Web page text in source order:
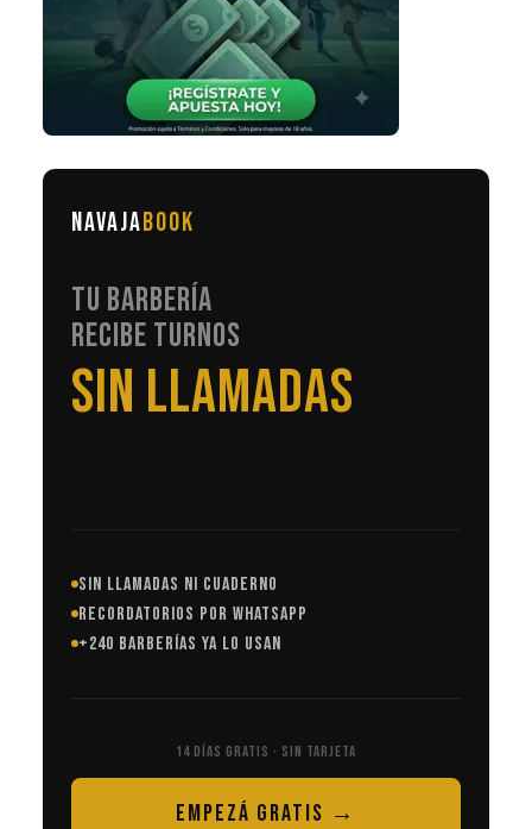
NAVAJABOOK
TU BARBERÍA
RECIBE TURNOS
EN AUTOMÁTICO
SIN LLAMADAS NI CUADERNO
RECORDATORIOS POR WHATSAPP
+240 BARBERÍAS YA LO USAN
14 DÍAS GRATIS · SIN TARJETA
EMPEZÁ GRATIS →